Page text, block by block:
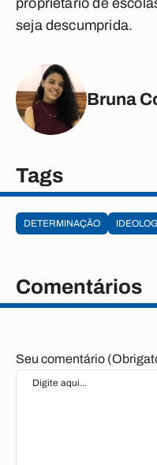
proprietário de
seja descumprida.
Bruna
Tags
DETERMINAÇÃO
Comentários
Seu comentário